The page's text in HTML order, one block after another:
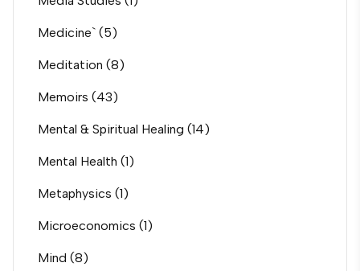
Medicine` (5)
Meditation (8)
Memoirs (43)
Mental & Spiritual Healing (14)
Mental Health (1)
Metaphysics (1)
Microeconomics (1)
Mind (8)